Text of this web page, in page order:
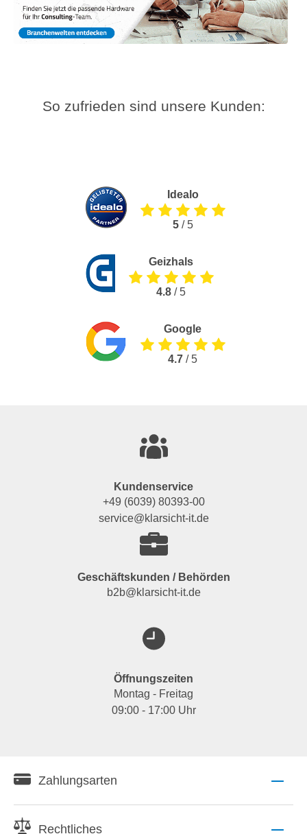
So zufrieden sind unsere Kunden:
Idealo
5/ 5
Geizhals
4.8 / 5
Google
4.7 / 5
Kundenservice
+49 (6039) 80393-00
service@klarsicht-it.de
Geschäftskunden / Behörden
b2b@klarsicht-it.de
Öffnungszeiten
Montag - Freitag
09:00 - 17:00 Uhr
Zahlungsarten
Rechtliches